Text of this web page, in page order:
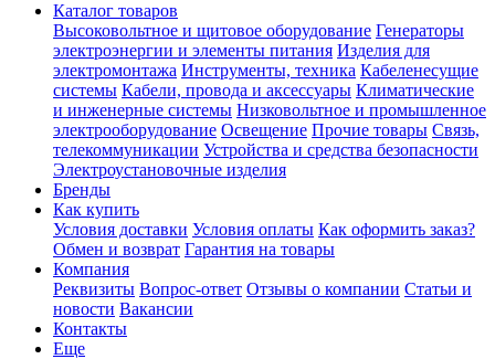
Каталог товаров
Высоковольтное и щитовое оборудование Генераторы
электроэнергии и элементы питания Изделия для
электромонтажа Инструменты, техника Кабеленесущие
системы Кабели, провода и аксессуары Климатические
и инженерные системы Низковольтное и промышленное
электрооборудование Освещение Прочие товары Связь,
телекоммуникации Устройства и средства безопасности
Электроустановочные изделия
Бренды
Как купить
Условия доставки Условия оплаты Как оформить заказ?
Обмен и возврат Гарантия на товары
Компания
Реквизиты Вопрос-ответ Отзывы о компании Статьи и
новости Вакансии
Контакты
Еще